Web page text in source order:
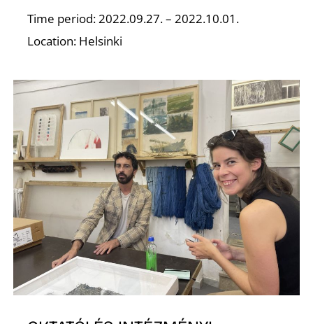
Time period: 2022.09.27. – 2022.10.01.
Location: Helsinki